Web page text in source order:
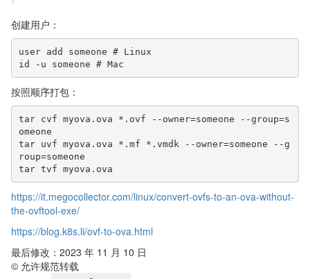
创建用户：
user add someone # Linux
id -u someone # Mac
按照顺序打包：
tar cvf myova.ova *.ovf --owner=someone --group=s
omeone
tar uvf myova.ova *.mf *.vmdk --owner=someone --g
roup=someone
tar tvf myova.ova
https://it.megocollector.com/linux/convert-ovfs-to-an-ova-without-
the-ovftool-exe/
https://blog.k8s.li/ovf-to-ova.html
最后修改：2023 年 11 月 10 日
© 允许规范转载